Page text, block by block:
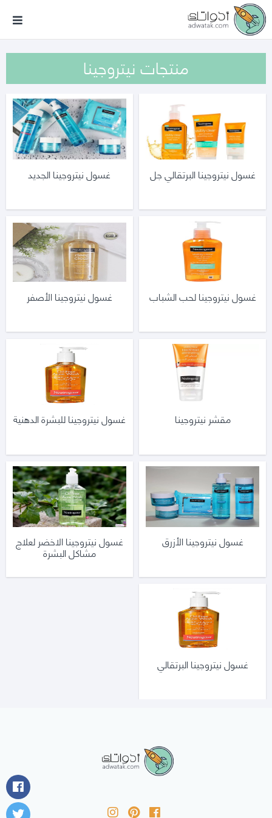
منتجات نيتروجينا
غسول نيتروجينا البرتقالي جل غسول نيتروجينا الجديد
غسول نيتروجينا لحب الشباب غسول نيتروجينا الأصفر
مقشر نيتروجينا غسول نيتروجينا للبشرة الدهنية
غسول نيتروجينا الأزرق غسول نيتروجينا الاخضر لعلاج
مشاكل البشرة
غسول نيتروجينا البرتقالي